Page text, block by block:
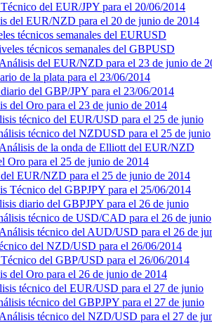
del EUR/JPY para el 20/06/2014
del EUR/NZD para el 20 de junio de 2014
técnicos semanales del EURUSD
técnicos semanales del GBPUSD
Análisis del EUR/NZD para el 23 de junio de
de la plata para el 23/06/2014
del GBP/JPY para el 23/06/2014
del Oro para el 23 de junio de 2014
técnico del EUR/USD para el 25 de junio
técnico del NZDUSD para el 25 de junio
Análisis de la onda de Elliott del EUR/NZD
Oro para el 25 de junio de 2014
EUR/NZD para el 25 de junio de 2014
Técnico del GBPJPY para el 25/06/2014
diario del GBPJPY para el 26 de junio
técnico de USD/CAD para el 26 de junio
Análisis técnico del AUD/USD para el 26 de
del NZD/USD para el 26/06/2014
del GBP/USD para el 26/06/2014
del Oro para el 26 de junio de 2014
técnico del EUR/USD para el 27 de junio
técnico del GBPJPY para el 27 de junio
Análisis técnico del NZD/USD para el 27 de